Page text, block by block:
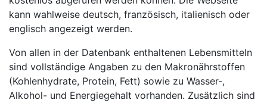
kann wahlweise deutsch, französisch, italienisch oder
englisch angezeigt werden.
Von allen in der Datenbank enthaltenen Lebensmitteln
sind vollständige Angaben zu den Makronährstoffen
(Kohlenhydrate, Protein, Fett) sowie zu Wasser-,
Alkohol- und Energiegehalt vorhanden. Zusätzlich sind